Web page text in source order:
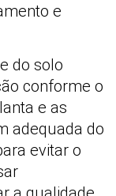
e
do solo
conforme o
e as
adequada do
evitar o